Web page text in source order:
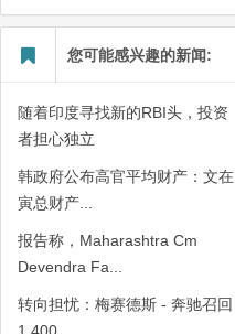
您可能感兴趣的新闻:
随着印度寻找新的RBI头，投资
者担心独立
韩政府公布高官平均财产：文在
寅总财产...
报告称，Maharashtra Cm
Devendra Fa...
转向担忧：梅赛德斯 - 奔驰召回